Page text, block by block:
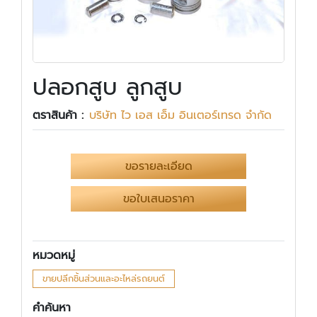
ปลอกสูบ ลูกสูบ
ตราสินค้า : บริษัท ไว เอส เอ็ม อินเตอร์เทรด จำกัด
ขอรายละเอียด
ขอใบเสนอราคา
หมวดหมู่
ขายปลีกชิ้นส่วนและอะไหล่รถยนต์
คำค้นหา